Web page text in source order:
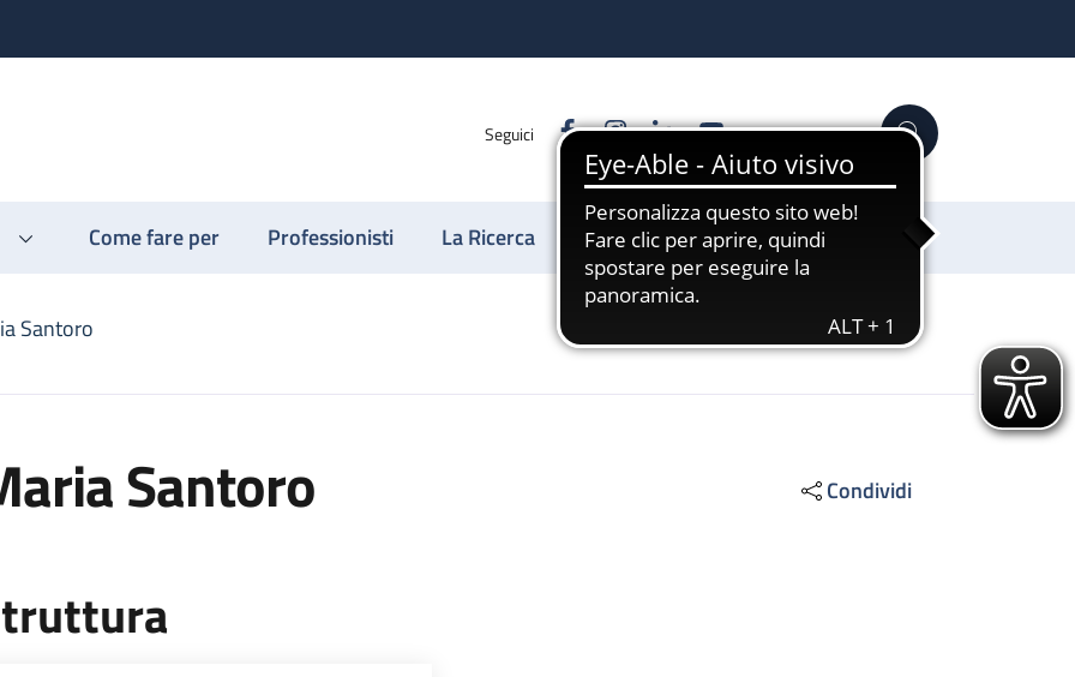
Seguici FacebookInstagram
LinkedinYouTube Cerca
Come fare per Professionisti La Ricerca Sostienici
Santoro
Santoro Condividi